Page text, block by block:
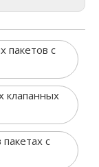
пакетов с
клапанных
с